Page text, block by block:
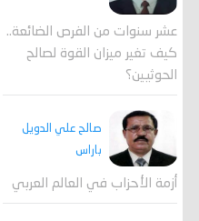
عشر سنوات من الفرص الضائعة..
كيف تغير ميزان القوة لصالح
الحوثيين؟
صالح علي الدويل
باراس
أزمة الأحزاب في العالم العربي